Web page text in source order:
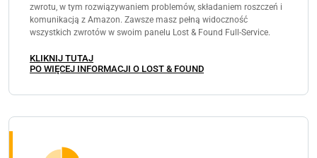
zwrotu, w tym rozwiązywaniem problemów, składaniem roszczeń i
komunikacją z Amazon. Zawsze masz pełną widoczność
wszystkich zwrotów w swoim panelu Lost & Found Full-Service.
KLIKNIJ TUTAJ
PO WIĘCEJ INFORMACJI O LOST & FOUND